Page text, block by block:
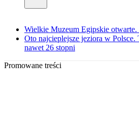
Wielkie Muzeum Egipskie otwarte.
Oto najcieplejsze jeziora w Polsce.
nawet 26 stopni
Promowane treści